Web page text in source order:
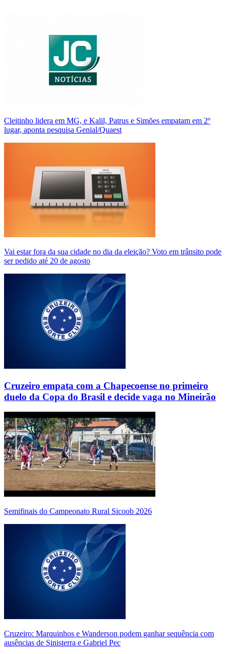
Cleitinho lidera em MG, e Kalil, Patrus e Simões empatam em 2º
lugar, aponta pesquisa Genial/Quaest
Vai estar fora da sua cidade no dia da eleição? Voto em trânsito pode
ser pedido até 20 de agosto
Cruzeiro empata com a Chapecoense no primeiro
duelo da Copa do Brasil e decide vaga no Mineirão
Semifinais do Campeonato Rural Sicoob 2026
Cruzeiro: Marquinhos e Wanderson podem ganhar sequência com
ausências de Sinisterra e Gabriel Pec